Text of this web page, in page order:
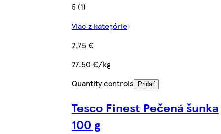
5 (1)
Viac z kategórie
2,75 €
27,50 €/kg
Quantity controls
Pridať
Tesco Finest Pečená šunka
100 g